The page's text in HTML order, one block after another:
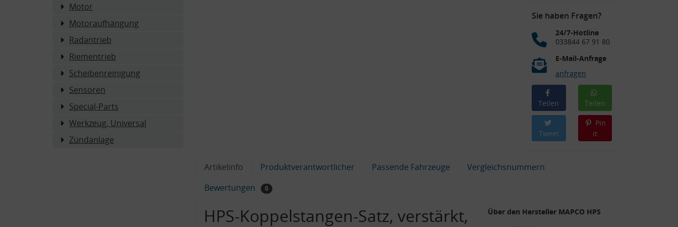
Motor
Motoraufhängung
Radantrieb
Riementrieb
Scheibenreinigung
Sensoren
Special-Parts
Werkzeug, Universal
Zündanlage
Sie haben Fragen?
24/7-Hotline
033844 67 91 80
E-Mail-Anfrage
anfragen
Teilen Teilen
Tweet
Pin
it
Artikelinfo Produktverantwortlicher Passende Fahrzeuge
Vergleichsnummern
Bewertungen
0
HPS-Koppelstangen-Satz, verstärkt,
Über den Hersteller MAPCO HPS